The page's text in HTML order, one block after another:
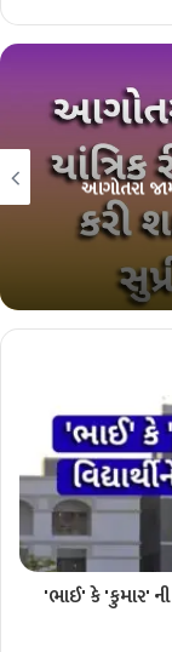
આગોતરા
'ભાઈ' કે 'કુમાર'